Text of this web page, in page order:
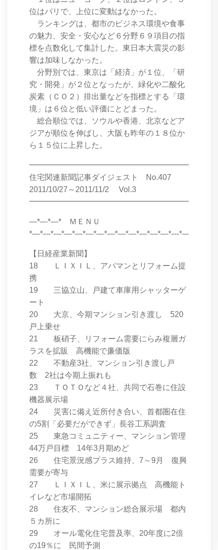
位はパリで、上位に変動はなかった。
ランキングは、都市のビジネス環境や食事
の魅力、安全・安心など６分野６９項目の指
標を点数化して集計した。東日本大震災の影
響は加味しなかった。
分野別では、東京は「経済」が１位、「研
究・開発」が２位となったが、緑化や二酸化
炭素（ＣＯ２）排出量などを指標とする「環
境」は６位と低い評価にとどまった。
総合順位では、ソウルや香港、北京などア
ジアが順位を伸ばし、大阪も昨年の１８位か
ら１５位に上昇した。
住宅関連新聞記事ダイジェスト No.407
2011/10/27～2011/11/2 Vol.3
―*―*―* ＭＥＮＵ
【日経産業新聞】
18 ＬＩＸＩＬ、アパマンとリフォーム提
携
19 三協立山、戸建て車庫用シャッターゲ
ート
20 大京、今期マンション引き渡し 520
戸上乗せ
21 板硝子、リフォーム需要にらみ複層ガ
ラスを拡販 高機能で廉価版
22 不動産3社、マンション引き渡し戸
数 2社は今期上振れも
23 ＴＯＴＯなど４社、共同で石巻に住設
機器展示場
24 災害に備え近所付き合い、首都圏在住
の5割「必要だができず」長谷工系調査
25 東急コミュニティー、マンション管理
44万戸目標 14年3月期めど
26 住宅景況感プラス維持、7～9月 復興
需要が寄与
27 ＬＩＸＩＬ、米に展示拠点 高機能ト
イレなど市場開拓
28 住友不、マンション総合展示場 都内
５カ所に
29 オール電化住宅普及率、20年度に2倍
の19％に 民間予測